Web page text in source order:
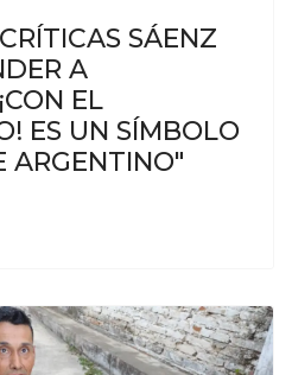
SÁENZ
A
EL
ES UN SÍMBOLO
ARGENTINO"